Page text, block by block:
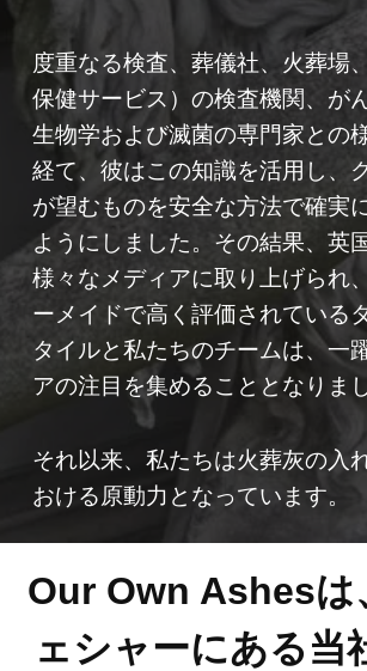
度重なる検査、葬儀社、火葬場
保健サービス）の検査機関、が
生物学および滅菌の専門家との
経て、彼はこの知識を活用し、
が望むものを安全な方法で確実
ようにしました。その結果、英
様々なメディアに取り上げられ
ーメイドで高く評価されている
タイルと私たちのチームは、一
アの注目を集めることとなりまし
それ以来、私たちは火葬灰の入
おける原動力となっています。
Our Own Ashesは
ェシャーにある当